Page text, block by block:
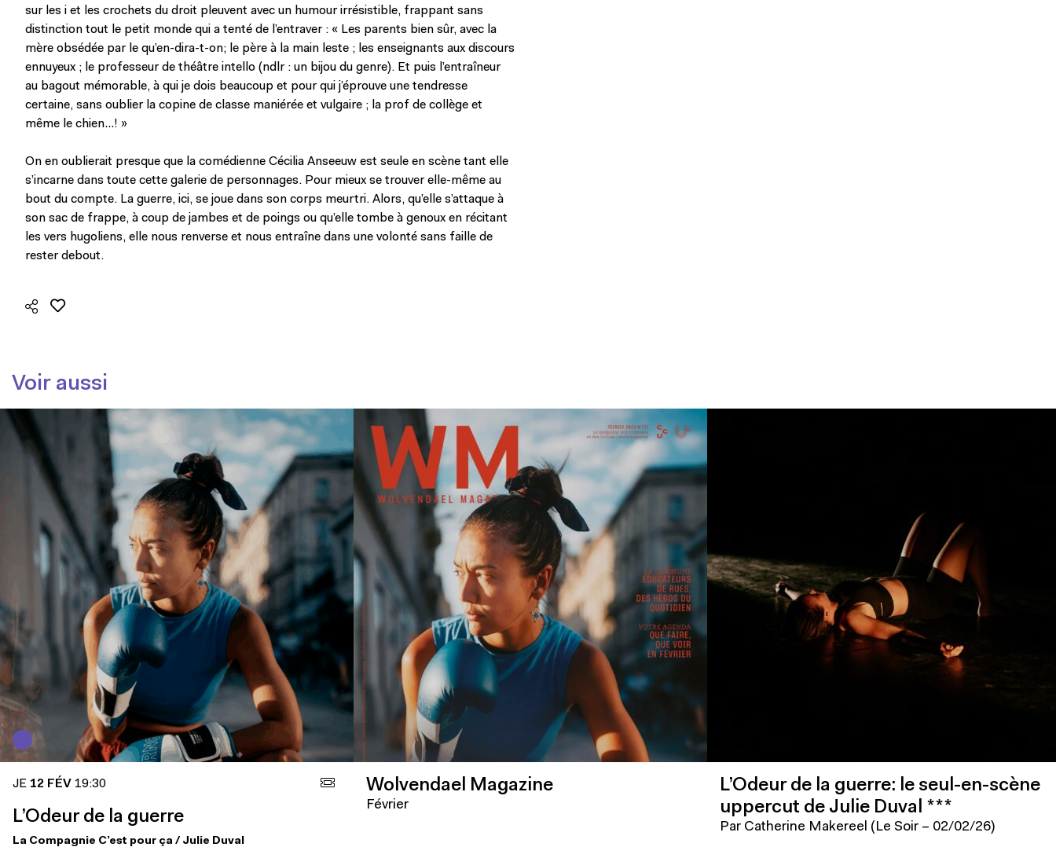
sur les i et les crochets du droit pleuvent avec un humour irrésistible, frappant sans
distinction tout le petit monde qui a tenté de l’entraver : « Les parents bien sûr, avec la
mère obsédée par le qu’en-dira-t-on; le père à la main leste ; les enseignants aux discours
ennuyeux ; le professeur de théâtre intello (ndlr : un bijou du genre). Et puis l’entraîneur
au bagout mémorable, à qui je dois beaucoup et pour qui j’éprouve une tendresse
certaine, sans oublier la copine de classe maniérée et vulgaire ; la prof de collège et
même le chien…! »
On en oublierait presque que la comédienne Cécilia Anseeuw est seule en scène tant elle
s’incarne dans toute cette galerie de personnages. Pour mieux se trouver elle-même au
bout du compte. La guerre, ici, se joue dans son corps meurtri. Alors, qu’elle s’attaque à
son sac de frappe, à coup de jambes et de poings ou qu’elle tombe à genoux en récitant
les vers hugoliens, elle nous renverse et nous entraîne dans une volonté sans faille de
rester debout.
Voir aussi
JE 12 FÉV 19:30
L’Odeur de la guerre
La Compagnie C’est pour ça / Julie Duval
Wolvendael Magazine
Février
L’Odeur de la guerre: le seul-en-scène
uppercut de Julie Duval ***
Par Catherine Makereel (Le Soir – 02/02/26)